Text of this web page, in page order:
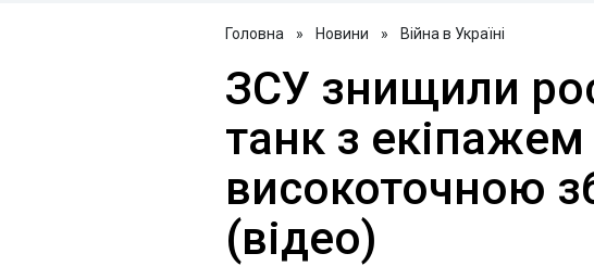
Головна » Новини » Війна в Україні
ЗСУ знищили
танк з екіпажем
високоточною
(відео)